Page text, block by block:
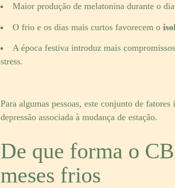
Maior produção de melatonina durante o
O frio e os dias mais curtos favorecem o
A época festiva introduz mais
stress.
Para algumas pessoas, este conjunto de
depressão associada à mudança de estação.
De que forma o
meses frios